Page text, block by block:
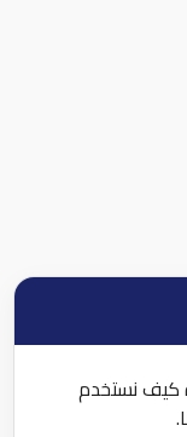
كيف نستخدم